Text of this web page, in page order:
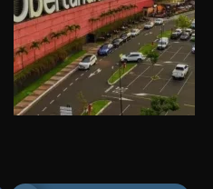
reunirá arte, cultura e
de Uberlândia em dois dias de